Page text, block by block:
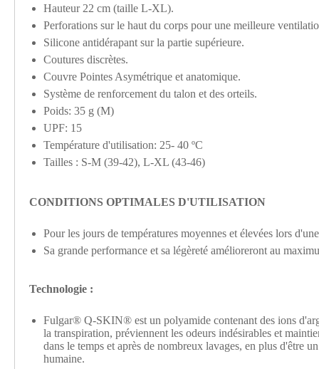
Hauteur 22 cm (taille L-XL).
Perforations sur le haut du corps pour une meilleure
Silicone antidérapant sur la partie supérieure.
Coutures discrètes.
Couvre Pointes Asymétrique et anatomique.
Système de renforcement du talon et des orteils.
Poids: 35 g (M)
UPF: 15
Température d'utilisation: 25- 40 ºC
Tailles : S-M (39-42), L-XL (43-46)
CONDITIONS OPTIMALES D'UTILISATION
Pour les jours de températures moyennes et élevées lors
Sa grande performance et sa légèreté amélioreront au
Technologie :
Fulgar® Q-SKIN® est un polyamide contenant des ions
la transpiration, préviennent les odeurs indésirables et
dans le temps et après de nombreux lavages, en plus
humaine.